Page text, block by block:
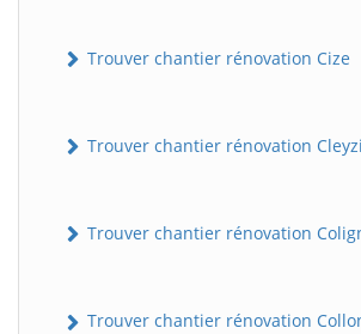
Trouver chantier rénovation Cize
Trouver chantier rénovation
Trouver chantier rénovation
Trouver chantier rénovation